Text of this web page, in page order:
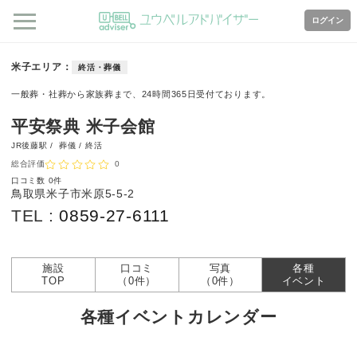
ログイン
米子エリア 終活・葬儀
一般葬・社葬から家族葬まで、24時間365日受付ております。
平安祭典 米子会館
JR後藤駅 /葬儀 / 終活
総合評価
0
口コミ数 0件
鳥取県米子市米原5-5-2
TEL :0859-27-6111
施設
TOP
口コミ
（0件）
写真
（0件）
各種
イベント
各種イベントカレンダー